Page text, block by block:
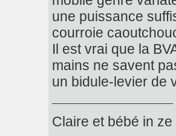
une puissance
courroie
Il est vrai que la
mains ne savent
un bidule-levier de
Claire et bébé in